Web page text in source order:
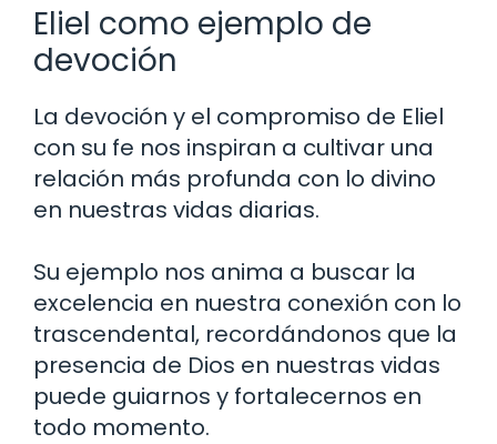
Eliel como ejemplo de
devoción
La devoción y el compromiso de Eliel
con su fe nos inspiran a cultivar una
relación más profunda con lo divino
en nuestras vidas diarias.
Su ejemplo nos anima a buscar la
excelencia en nuestra conexión con lo
trascendental, recordándonos que la
presencia de Dios en nuestras vidas
puede guiarnos y fortalecernos en
todo momento.